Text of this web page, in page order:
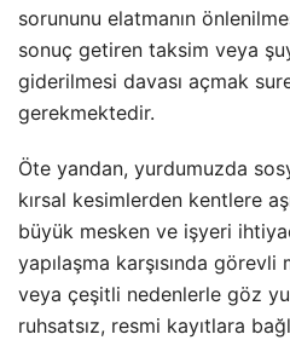
sorununu elatmanın
sonuç getiren taksim veya
giderilmesi davası açmak
gerekmektedir.
Öte yandan, yurdumuzda
kırsal kesimlerden kentlere
büyük mesken ve işyeri
yapılaşma karşısında
veya çeşitli nedenlerle göz
ruhsatsız, resmi kayıtlara